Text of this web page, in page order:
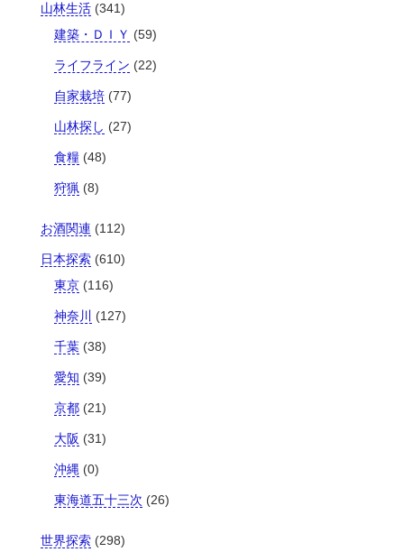
山林生活(341)
建築・ＤＩＹ (59)
ライフライン (22)
自家栽培(77)
山林探し (27)
食糧(48)
狩猟(8)
お酒関連 (112)
日本探索(610)
東京(116)
神奈川 (127)
千葉(38)
愛知 (39)
京都(21)
大阪 (31)
沖縄(0)
東海道五十三次 (26)
世界探索(298)